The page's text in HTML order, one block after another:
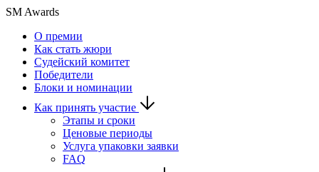
SM Awards
О премии
Как стать жюри
Судейский комитет
Победители
Блоки и номинации
Как принять участие
Этапы и сроки
Ценовые периоды
Услуга упаковки заявки
FAQ